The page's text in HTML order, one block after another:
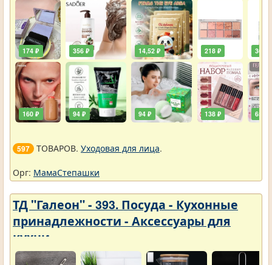
174 ₽
160 ₽
356 ₽
94 ₽
14,52 ₽
94 ₽
218 ₽
138 ₽ 65 ₽
597 ТОВАРОВ. Уходовая для лица.
Орг: МамаСтепашки
ТД "Галеон" - 393. Посуда - Кухонные
принадлежности - Аксессуары для
кухни